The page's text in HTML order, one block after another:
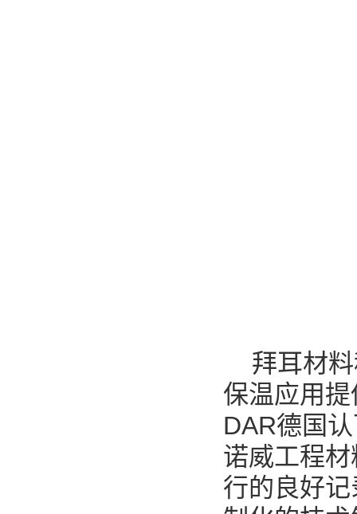
拜耳材料
保温应用
DAR德国
诺威工程
行的良好